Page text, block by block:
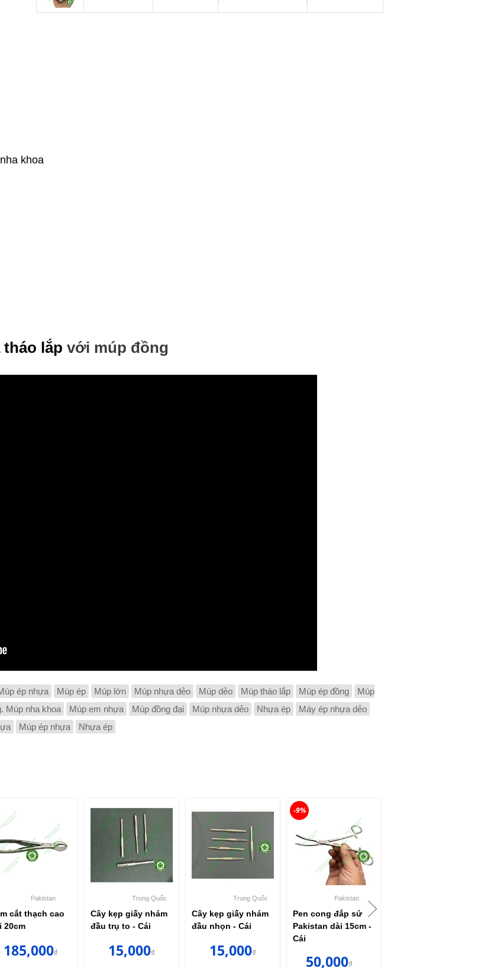
khoa
lắp với múp đồng
ép nhựa Múp ép Múp lớn Múp nhựa dẻo Múp dẻo Múp tháo lắp Múp ép đồng
Múp
Múp nha khoa Múp em nhựa Múp đồng đại Múp nhựa dẻo Nhựa ép
Máy ép nhựa dẻo
Múp ép nhựa Nhựa ép
Pakistan
cong đắp sứ
dài 15cm -
50,000
Việt Nam
Mould đổ đế toàn
hàm - Đế đổ mẫu
99,000
-24%
Pakistan
Thước đo lòng mão
phục hình Pakistan
89,000₫
-26%
Trung Quốc
Cọ đắp sứ số 6 -
Cây